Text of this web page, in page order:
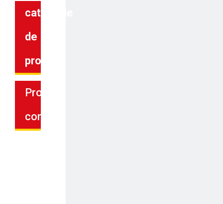
catégorie
de
produit
Produits
connexes